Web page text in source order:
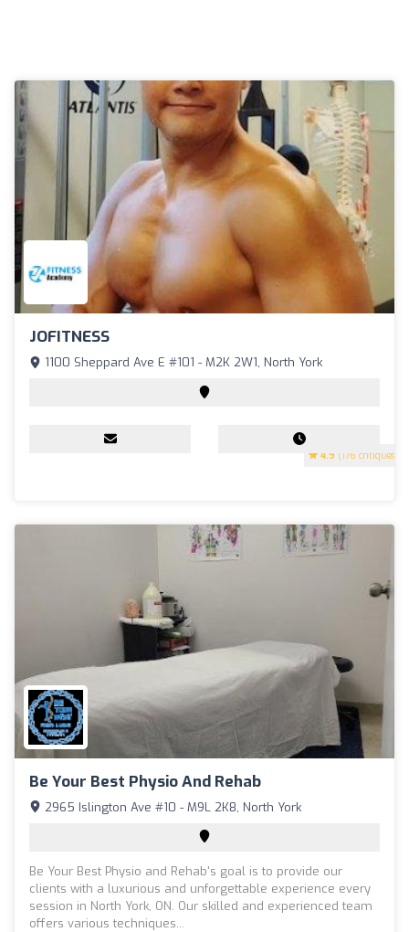
JOFITNESS
4.9 (176 critiques)
1100 Sheppard Ave E #101 - M2K 2W1, North York
Be Your Best Physio And Rehab
2965 Islington Ave #10 - M9L 2K8, North York
Be Your Best Physio and Rehab's goal is to provide our
clients with a luxurious and unforgettable experience every
session in North York, ON. Our skilled and experienced team
offers various techniques...